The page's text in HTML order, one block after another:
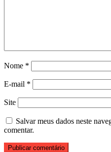
Nome *
E-mail *
Site
Salvar meus dados neste
comentar.